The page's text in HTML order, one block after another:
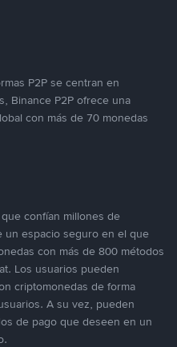
P2P se centran en
Binance P2P ofrece una
con más de 70 monedas
confían millones de
un espacio seguro en el que
con más de 800 métodos
Los usuarios pueden
criptomonedas de forma
A su vez, pueden
de pago que deseen en un